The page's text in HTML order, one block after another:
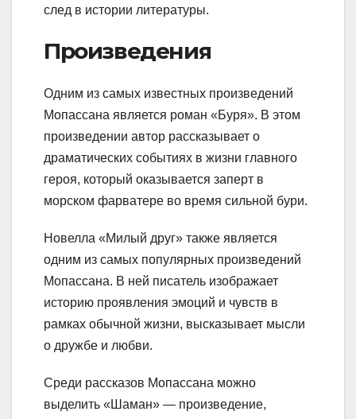
след в истории литературы.
Произведения
Одним из самых известных произведений
Мопассана является роман «Буря». В этом
произведении автор рассказывает о
драматических событиях в жизни главного
героя, который оказывается заперт в
морском фарватере во время сильной бури.
Новелла «Милый друг» также является
одним из самых популярных произведений
Мопассана. В ней писатель изображает
историю проявления эмоций и чувств в
рамках обычной жизни, высказывает мысли
о дружбе и любви.
Среди рассказов Мопассана можно
выделить «Шаман» — произведение,